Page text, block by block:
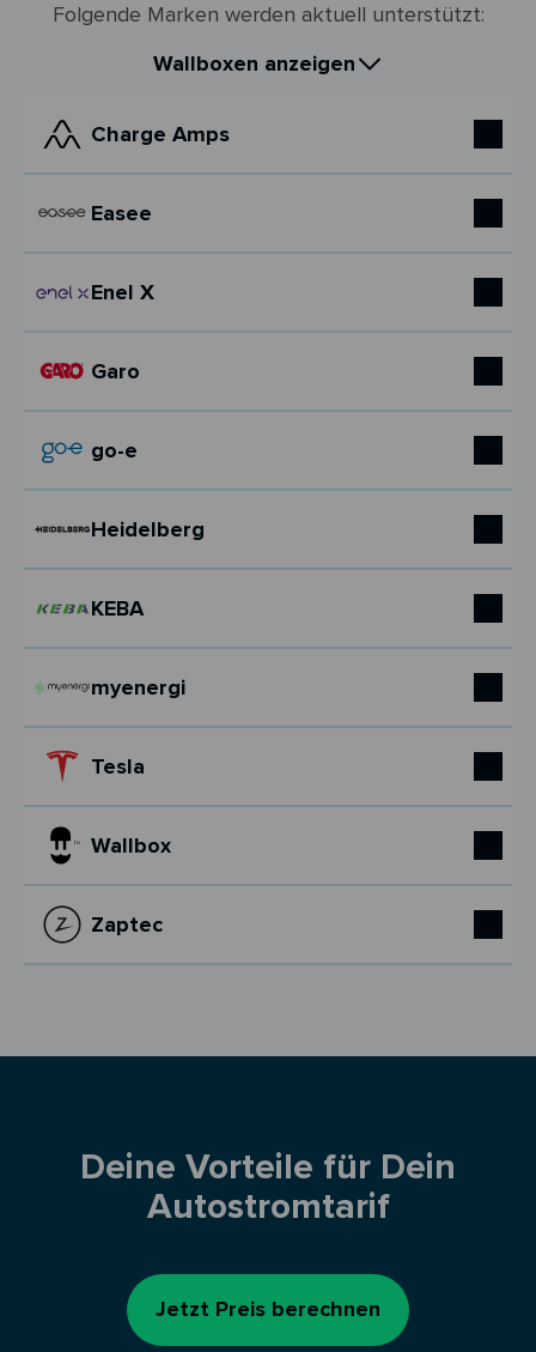
Folgende Marken werden aktuell unterstützt:
Wallboxen anzeigen
Charge Amps
Easee
Enel X
Garo
go-e
Heidelberg
KEBA
myenergi
Tesla
Wallbox
Zaptec
Deine Vorteile für Dein
Autostromtarif
Jetzt Preis berechnen